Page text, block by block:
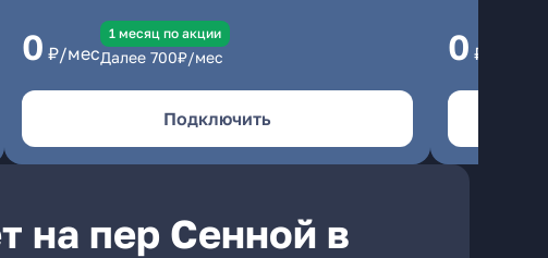
0 ₽/мес
1 месяц по акции
Далее 700₽/мес
Подключить
0 ₽/мес
на пер Сенной в